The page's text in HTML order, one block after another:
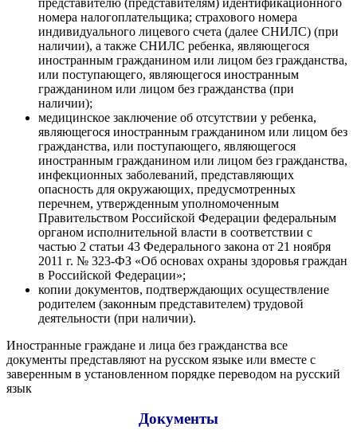
номера налогоплательщика; страхового номера
индивидуального лицевого счета (далее СНИЛС) (при
наличии), а также СНИЛС ребенка, являющегося
иностранным гражданином или лицом без гражданства,
или поступающего, являющегося иностранным
гражданином или лицом без гражданства (при
наличии);
медицинское заключение об отсутствии у ребенка,
являющегося иностранным гражданином или лицом без
гражданства, или поступающего, являющегося
иностранным гражданином или лицом без гражданства,
инфекционных заболеваний, представляющих
опасность для окружающих, предусмотренных
перечнем, утвержденным уполномоченным
Правительством Российской Федерации федеральным
органом исполнительной власти в соответствии с
частью 2 статьи 43 Федерального закона от 21 ноября
2011 г. № 323-ФЗ «Об основах охраны здоровья граждан
в Российской Федерации»;
копии документов, подтверждающих осуществление
родителем (законным представителем) трудовой
деятельности (при наличии).
Иностранные граждане и лица без гражданства все
документы представляют на русском языке или вместе с
заверенным в установленном порядке переводом на русский
язык
Документы